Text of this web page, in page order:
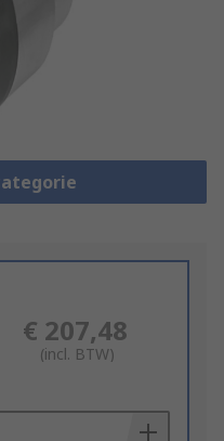
€ 207,48
(incl. BTW)